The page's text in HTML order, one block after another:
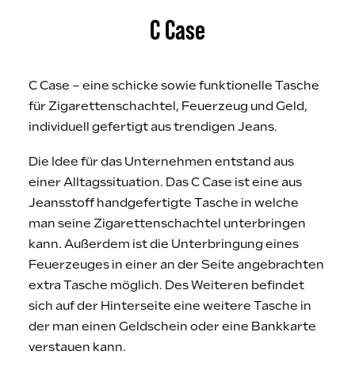
C Case
C Case – eine schicke sowie funktionelle Tasche
für Zigarettenschachtel, Feuerzeug und Geld,
individuell gefertigt aus trendigen Jeans.
Die Idee für das Unternehmen entstand aus
einer Alltagssituation. Das C Case ist eine aus
Jeansstoff handgefertigte Tasche in welche
man seine Zigarettenschachtel unterbringen
kann. Außerdem ist die Unterbringung eines
Feuerzeuges in einer an der Seite angebrachten
extra Tasche möglich. Des Weiteren befindet
sich auf der Hinterseite eine weitere Tasche in
der man einen Geldschein oder eine Bankkarte
verstauen kann.